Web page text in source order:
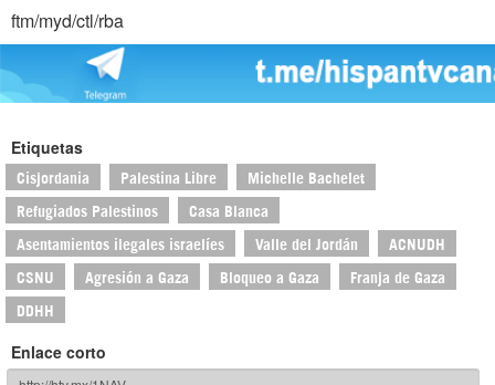
ftm/myd/ctl/rba
Etiquetas
Cisjordania Palestina Libre Michelle Bachelet
Refugiados Palestinos Casa Blanca
Asentamientos ilegales israelíes Valle del Jordán ACNUDH
CSNU Agresión a Gaza Bloqueo a Gaza Franja de Gaza
DDHH
Enlace corto